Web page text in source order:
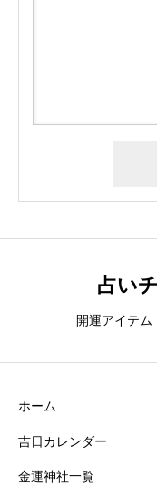
占い
開運アイテム
ホーム
吉日カレンダー
金運神社一覧